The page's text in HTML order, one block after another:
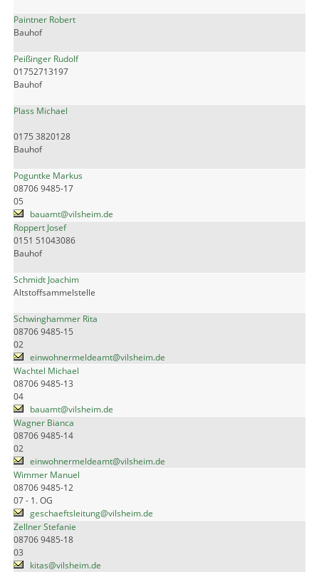
Paintner Robert
Bauhof
Peißinger Rudolf
01752713197
Bauhof
Plass Michael
0175 3820128
Bauhof
Poguntke Markus
08706 9485-17
05
bauamt@vilsheim.de
Roppert Josef
0151 51043086
Bauhof
Schmidt Joachim
Altstoffsammelstelle
Schwinghammer Rita
08706 9485-15
02
einwohnermeldeamt@vilsheim.de
Wachtel Michael
08706 9485-13
04
bauamt@vilsheim.de
Wagner Bianca
08706 9485-14
02
einwohnermeldeamt@vilsheim.de
Wimmer Manuel
08706 9485-12
07 - 1. OG
geschaeftsleitung@vilsheim.de
Zellner Stefanie
08706 9485-18
03
kitas@vilsheim.de